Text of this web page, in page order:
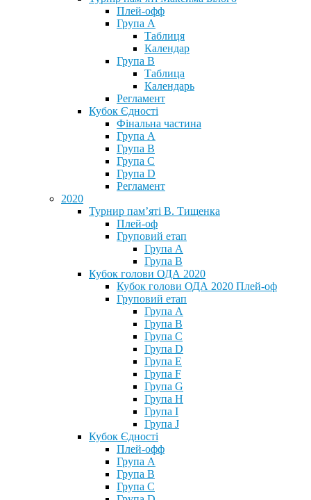
Плей-офф
Група А
Таблиця
Календар
Група В
Таблица
Календарь
Регламент
Кубок Єдності
Фінальна частина
Група А
Група В
Група С
Група D
Регламент
2020
Турнир пам’яті В. Тищенка
Плей-оф
Груповий етап
Група А
Група В
Кубок голови ОДА 2020
Кубок голови ОДА 2020 Плей-оф
Груповий етап
Група A
Група B
Група C
Група D
Група E
Група F
Група G
Група H
Група I
Група J
Кубок Єдності
Плей-офф
Група А
Група В
Група С